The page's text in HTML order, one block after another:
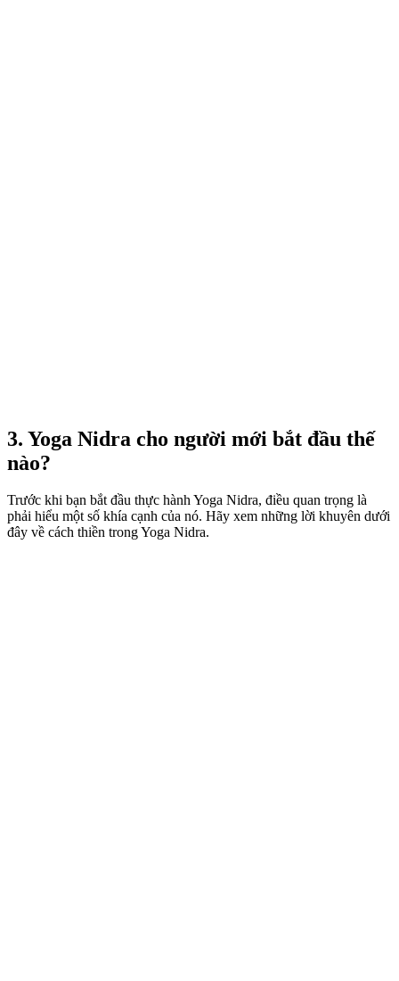
3. Yoga Nidra cho người mới bắt đầu thế
nào?
Trước khi bạn bắt đầu thực hành Yoga Nidra, điều quan trọng là
phải hiểu một số khía cạnh của nó. Hãy xem những lời khuyên dưới
đây về cách thiền trong Yoga Nidra.